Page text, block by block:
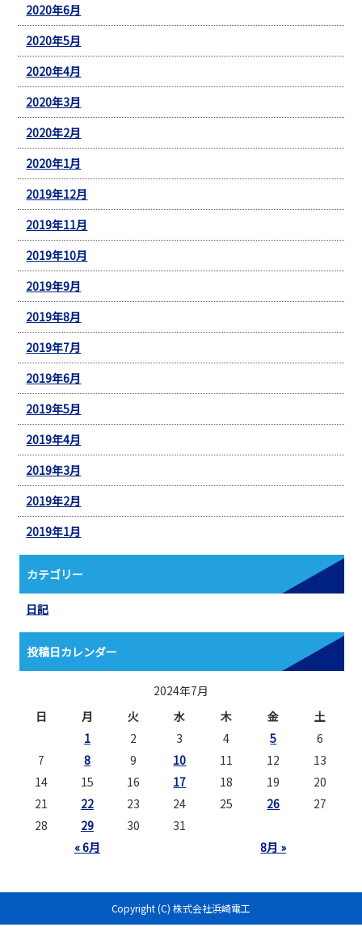
2020年6月
2020年5月
2020年4月
2020年3月
2020年2月
2020年1月
2019年12月
2019年11月
2019年10月
2019年9月
2019年8月
2019年7月
2019年6月
2019年5月
2019年4月
2019年3月
2019年2月
2019年1月
カテゴリー
日記
投稿日カレンダー
2024年7月
日
月 火 水 木 金 土
« 6月 8月 »
1 2 3 4 5
6
7
8 9 10 11 12
13
14
15 16 17 18 19
20
21
22 23 24 25 26
27
28
29 30 31
Copyright (C) 株式会社浜崎電工